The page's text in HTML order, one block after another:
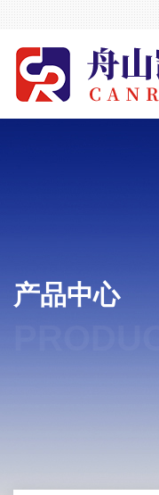
产品中心